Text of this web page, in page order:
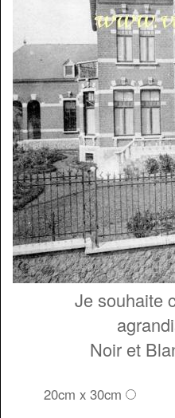
Je souhaite
Noir et
20cm x 30cm